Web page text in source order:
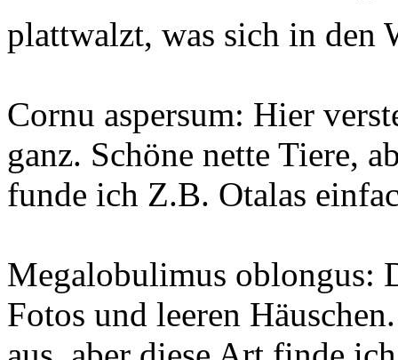
plattwalzt, was sich in den
Cornu aspersum: Hier
ganz. Schöne nette Tiere,
funde ich Z.B. Otalas
Megalobulimus oblongus:
Fotos und leeren